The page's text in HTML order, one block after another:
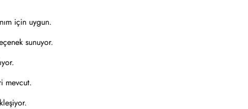
için uygun.
sunuyor.
mevcut.